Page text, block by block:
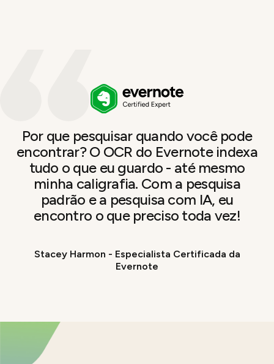
Por que pesquisar quando você pode
encontrar? O OCR do Evernote indexa
tudo o que eu guardo - até mesmo
minha caligrafia. Com a pesquisa
padrão e a pesquisa com IA, eu
encontro o que preciso toda vez!
Stacey Harmon - Especialista Certificada da
Evernote